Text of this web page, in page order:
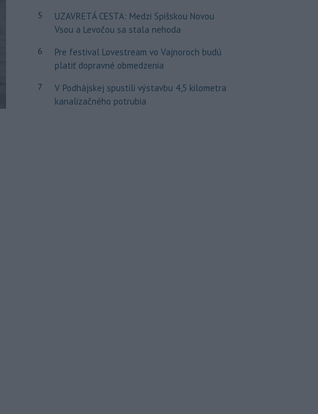
5
UZAVRETÁ CESTA: Medzi Spišskou Novou
Vsou a Levočou sa stala nehoda
6
Pre festival Lovestream vo Vajnoroch budú
platiť dopravné obmedzenia
7
V Podhájskej spustili výstavbu 4,5 kilometra
kanalizačného potrubia